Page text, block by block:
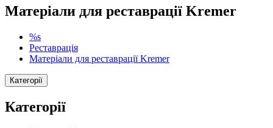
Матеріали для реставрації Kremer
%s
Реставрація
Матеріали для реставрації Kremer
Категорії
Категорії